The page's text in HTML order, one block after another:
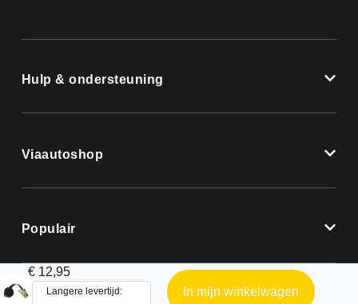
Hulp & ondersteuning
Viaautoshop
Populair
€ 12,95
Langere levertijd:
In mijn winkelwagen